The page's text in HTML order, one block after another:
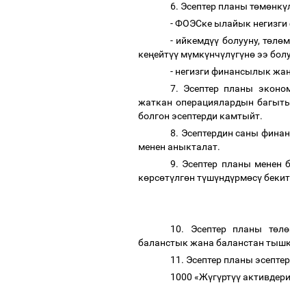
6. Эсептер планы төмөнкү
- ФОЭСке ылайык
- ийкемдүү болууну, төлө
кеңейтүү мүмкүнчүлүгүнөээ
- негизги финансылык
7. Эсептер планы
жаткан операциялардын
болгон эсептерди камтыйт.
8. Эсептердин саны
менен аныкталат.
9. Эсептер планы менен
көрсөтүлгөн түшүндүрмөсү
10. Эсептер планы төлө
баланстык жана баланстан
11. Эсептер планы
1000 «Жүгүртүү